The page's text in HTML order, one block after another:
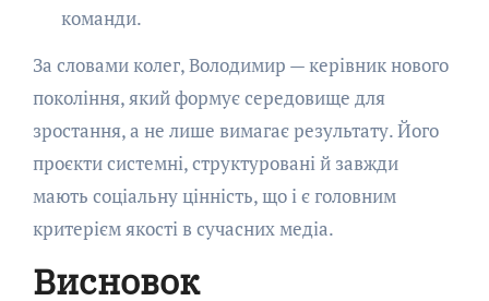
команди.
За словами колег, Володимир — керівник нового
покоління, який формує середовище для
зростання, а не лише вимагає результату. Його
проєкти системні, структуровані й завжди
мають соціальну цінність, що і є головним
критерієм якості в сучасних медіа.
Висновок